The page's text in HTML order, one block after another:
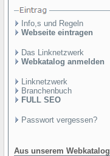
Info,s und Regeln
Webseite eintragen
Das Linknetzwerk
Webkatalog anmelden
Linknetzwerk
Branchenbuch
FULL SEO
Passwort vergessen?
Aus unserem Webkatalog